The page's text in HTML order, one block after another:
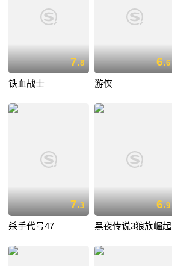
7.8
铁血战士
6.6
游侠
7.3
杀手代号47
6.9
黑夜传说3狼族崛起